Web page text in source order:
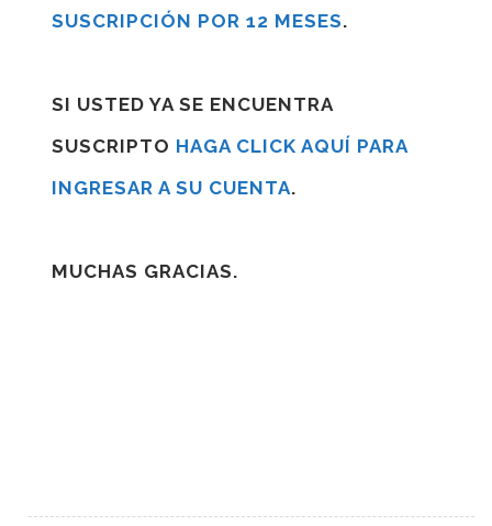
SUSCRIPCIÓN POR 12 MESES.
SI USTED YA SE ENCUENTRA
SUSCRIPTO HAGA CLICK AQUÍ PARA
INGRESAR A SU CUENTA.
MUCHAS GRACIAS.